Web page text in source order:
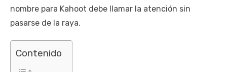
nombre para Kahoot debe llamar la atención sin
pasarse de la raya.
Contenido